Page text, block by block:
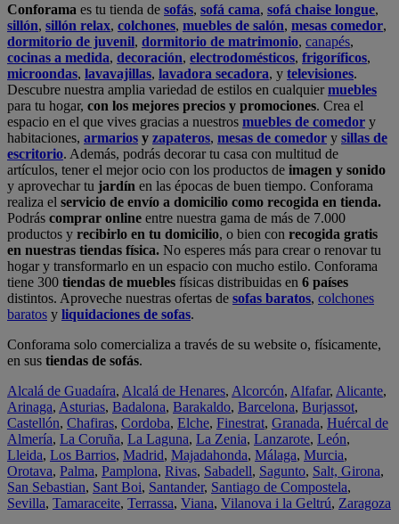
Conforama es tu tienda de sofás, sofá cama, sofá chaise longue,
sillón, sillón relax, colchones, muebles de salón, mesas comedor,
dormitorio de juvenil, dormitorio de matrimonio, canapés,
cocinas a medida, decoración, electrodomésticos, frigoríficos,
microondas, lavavajillas, lavadora secadora, y televisiones.
Descubre nuestra amplia variedad de estilos en cualquiermuebles
para tu hogar, con los mejores precios y promociones. Crea el
espacio en el que vives gracias a nuestros muebles de comedor y
habitaciones, armarios y zapateros, mesas de comedor y sillas de
escritorio. Además, podrás decorar tu casa con multitud de
artículos, tener el mejor ocio con los productos de imagen y sonido
y aprovechar tu jardín en las épocas de buen tiempo. Conforama
realiza el servicio de envío a domicilio como recogida en tienda.
Podrás comprar online entre nuestra gama de más de 7.000
productos y recibirlo en tu domicilio, o bien con recogida gratis
en nuestras tiendas física. No esperes más para crear o renovar tu
hogar y transformarlo en un espacio con mucho estilo. Conforama
tiene 300 tiendas de muebles físicas distribuidas en 6 países
distintos. Aproveche nuestras ofertas de sofas baratos, colchones
baratos y liquidaciones de sofas.
Conforama solo comercializa a través de su website o, físicamente,
en sus tiendas de sofás.
Alcalá de Guadaíra, Alcalá de Henares, Alcorcón, Alfafar, Alicante,
Arinaga, Asturias, Badalona, Barakaldo, Barcelona, Burjassot,
Castellón, Chafiras, Cordoba, Elche, Finestrat, Granada, Huércal de
Almería, La Coruña, La Laguna, La Zenia, Lanzarote, León,
Lleida, Los Barrios, Madrid, Majadahonda, Málaga, Murcia,
Orotava, Palma, Pamplona, Rivas, Sabadell, Sagunto, Salt, Girona,
San Sebastian, Sant Boi, Santander, Santiago de Compostela,
Sevilla, Tamaraceite, Terrassa, Viana, Vilanova i la Geltrú, Zaragoza